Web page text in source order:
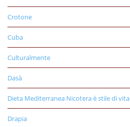
Crotone
Cuba
Culturalmente
Dasà
Dieta Mediterranea Nicotera è stile di vita
Drapia